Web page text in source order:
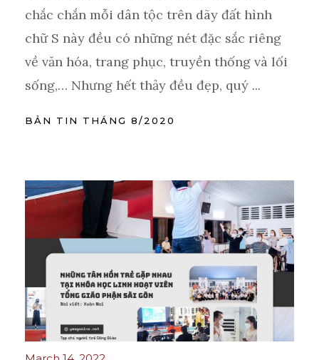
chắc chắn mỗi dân tộc trên dãy đất hình
chữ S này đều có những nét đặc sắc riêng
về văn hóa, trang phục, truyền thống và lối
sống,… Nhưng hết thảy đều đẹp, quý ...
BẢN TIN THÁNG 8/2020